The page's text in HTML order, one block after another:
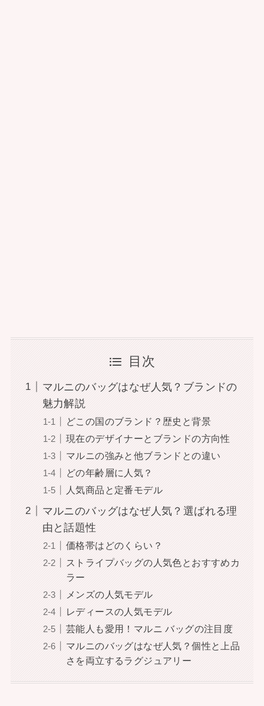
目次
マルニのバッグはなぜ人気？ブランドの
魅力解説
どこの国のブランド？歴史と背景
現在のデザイナーとブランドの方向性
マルニの強みと他ブランドとの違い
どの年齢層に人気？
人気商品と定番モデル
マルニのバッグはなぜ人気？選ばれる理
由と話題性
価格帯はどのくらい？
ストライプバッグの人気色とおすすめカ
ラー
メンズの人気モデル
レディースの人気モデル
芸能人も愛用！マルニ バッグの注目度
マルニのバッグはなぜ人気？個性と上品
さを両立するラグジュアリー